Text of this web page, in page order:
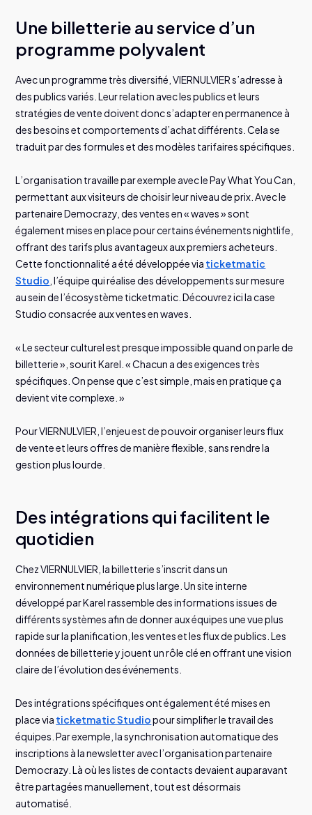
Une billetterie au service d’un
programme polyvalent
Avec un programme très diversifié, VIERNULVIER s’adresse à
des publics variés. Leur relation avec les publics et leurs
stratégies de vente doivent donc s’adapter en permanence à
des besoins et comportements d’achat différents. Cela se
traduit par des formules et des modèles tarifaires spécifiques.
L’organisation travaille par exemple avec le Pay What You Can,
permettant aux visiteurs de choisir leur niveau de prix. Avec le
partenaire Democrazy, des ventes en « waves » sont
également mises en place pour certains événements nightlife,
offrant des tarifs plus avantageux aux premiers acheteurs.
Cette fonctionnalité a été développée via ticketmatic
Studio , l’équipe qui réalise des développements sur mesure
au sein de l’écosystème ticketmatic. Découvrez ici la case
Studio consacrée aux ventes en waves.
« Le secteur culturel est presque impossible quand on parle de
billetterie », sourit Karel. « Chacun a des exigences très
spécifiques. On pense que c’est simple, mais en pratique ça
devient vite complexe. »
Pour VIERNULVIER, l’enjeu est de pouvoir organiser leurs flux
de vente et leurs offres de manière flexible, sans rendre la
gestion plus lourde.
Des intégrations qui facilitent le
quotidien
Chez VIERNULVIER, la billetterie s’inscrit dans un
environnement numérique plus large. Un site interne
développé par Karel rassemble des informations issues de
différents systèmes afin de donner aux équipes une vue plus
rapide sur la planification, les ventes et les flux de publics. Les
données de billetterie y jouent un rôle clé en offrant une vision
claire de l’évolution des événements.
Des intégrations spécifiques ont également été mises en
place via ticketmatic Studiopour simplifier le travail des
équipes. Par exemple, la synchronisation automatique des
inscriptions à la newsletter avec l’organisation partenaire
Democrazy. Là où les listes de contacts devaient auparavant
être partagées manuellement, tout est désormais
automatisé.